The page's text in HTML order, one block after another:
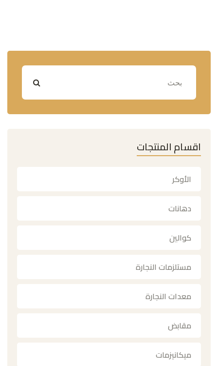
اقسام المنتجات
الأوكر
دهانات
كوالين
مستلزمات النجارة
معدات النجارة
مقابض
ميكانيزمات